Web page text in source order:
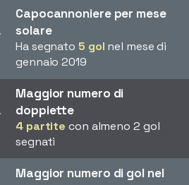
Capocannoniere per mese
solare
Ha segnato 5 gol nel mese di
gennaio 2019
Maggior numero di
doppiette
4 partite con almeno 2 gol
segnati
Maggior numero di gol nel